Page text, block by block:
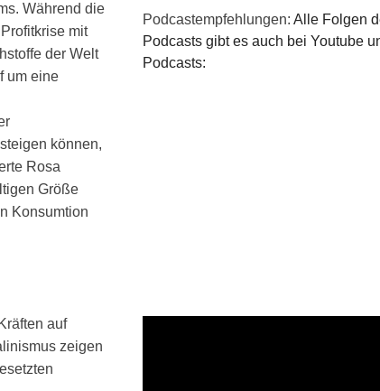
Während die
mit
der Welt
um eine
können,
Rosa
Größe
Konsumtion
auf
zeigen
Podcastempfehlungen:Alle Folgen
Podcasts gibt es auch bei Youtube
Podcasts: